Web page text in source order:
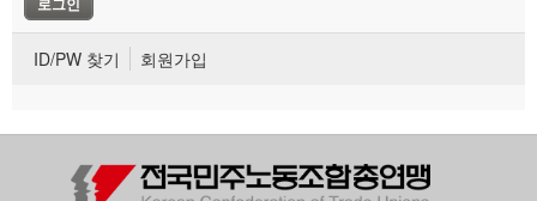
ID/PW 찾기 회원가입